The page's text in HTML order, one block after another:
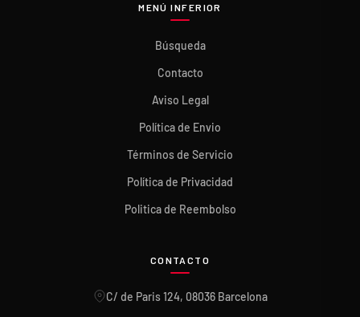
MENÚ INFERIOR
Búsqueda
Contacto
Aviso Legal
Política de Envio
Términos de Servicio
Política de Privacidad
Politica de Reembolso
CONTACTO
C/ de Paris 124, 08036 Barcelona